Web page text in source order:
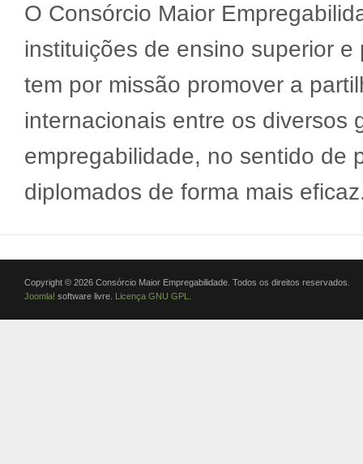
O Consórcio Maior
instituições de ensino superior
tem por missão promover a
internacionais entre os diversos
empregabilidade, no sentido de
diplomados de forma mais
Copyright © 2026 Consórcio Maior Empregabilidade. Todos os direitos reservados.
Joomla! software livre. Licença GNU GPL.